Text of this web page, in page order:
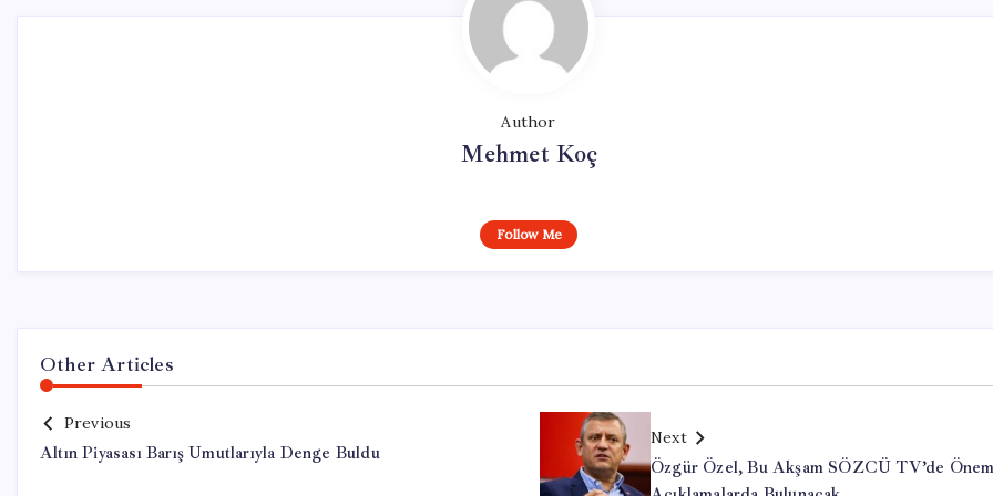
Author
Mehmet Koç
Follow Me
Other Articles
Previous
Altın Piyasası Barış Umutlarıyla Denge Buldu
Next
Özgür Özel, Bu Akşam SÖZCÜ TV’de